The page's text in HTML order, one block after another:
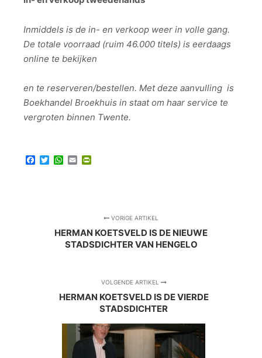
Inmiddels is de in- en verkoop weer in volle gang.
De totale voorraad (ruim 46.000 titels) is eerdaags
online te bekijken
en te reserveren/bestellen. Met deze aanvulling is
Boekhandel Broekhuis in staat om haar service te
vergroten binnen Twente.
Facebook
TwitterWhatsApp
Email
VORIGE ARTIKEL
HERMAN KOETSVELD IS DE NIEUWE
STADSDICHTER VAN HENGELO
VOLGENDE ARTIKEL
HERMAN KOETSVELD IS DE VIERDE
STADSDICHTER